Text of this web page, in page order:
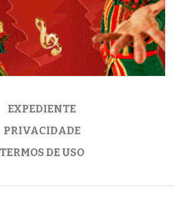
EXPEDIENTE
PRIVACIDADE
TERMOS DE USO